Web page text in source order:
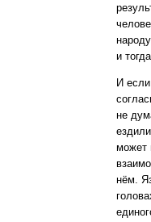
и
И
не
может
нём.